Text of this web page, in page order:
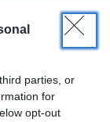
parties, or
for
opt-out